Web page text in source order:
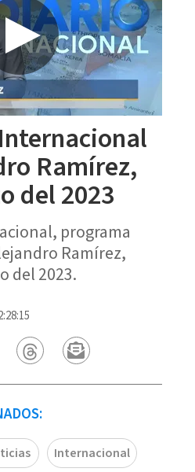
Ramírez,
del 2023
programa
Ramírez,
del 2023.
Internacional